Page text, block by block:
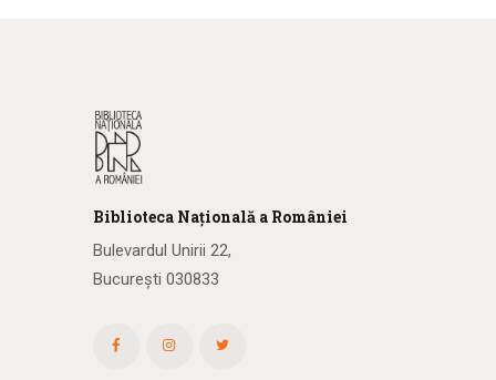
Biblioteca Națională a României
Bulevardul Unirii 22,
București 030833